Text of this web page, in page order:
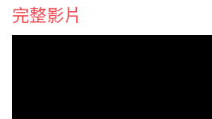
完整影片